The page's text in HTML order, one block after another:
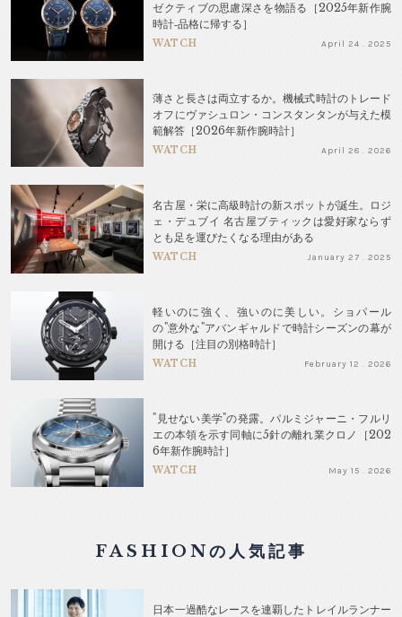
ゼクティブの思慮深さを物語る［2025年新作腕
時計‐品格に帰する］
WATCH April 24 . 2025
薄さと長さは両立するか。機械式時計のトレード
オフにヴァシュロン・コンスタンタンが与えた模
範解答［2026年新作腕時計］
WATCH April 28 . 2026
名古屋・栄に高級時計の新スポットが誕生。ロジ
ェ・デュブイ 名古屋ブティックは愛好家ならず
とも足を運びたくなる理由がある
WATCH January 27 . 2025
軽いのに強く、強いのに美しい。ショパール
の"意外な"アバンギャルドで時計シーズンの幕が
開ける［注目の別格時計］
WATCH February 12 . 2026
"見せない美学"の発露。パルミジャーニ・フルリ
エの本領を示す同軸に5針の離れ業クロノ［202
6年新作腕時計］
WATCH May 15 . 2026
FASHIONの人気記事
日本一過酷なレースを連覇したトレイルランナー